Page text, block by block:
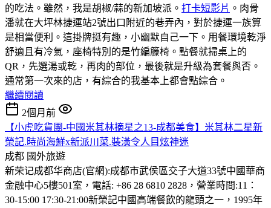
的吃法。雖然，我是胡椒/蒜的新加坡派。 打卡短影片 。肉骨
潘就在大坪林捷運站2號出口附近的巷弄內，對於捷運一族算
是相當便利。這掛牌挺有趣，小幽默自己一下。用餐環境乾淨
舒適且有冷氣，座椅特別的是竹編籐椅。點餐就掃桌上的
QR，先選湯或乾，再肉的部位，最後就是升級為套餐與否。
通常第一次來的店，有綜合的我基本上都會點綜合。
繼續閱讀
2個月前
【小虎吃貨團-中國米其林摘星之13-成都美食】米其林二星新
榮記.時尚海鮮x新派川菜.裝潢令人目炫神迷
成都 國外旅遊
新荣记成都华商店(官網):成都市武侯區交子大道33號中國華商
金融中心5樓501室，電話: +86 28 6810 2828，營業時間:11：
30-15:00 17:30-21:00新榮記中國高端餐飲的龍頭之一，1995年